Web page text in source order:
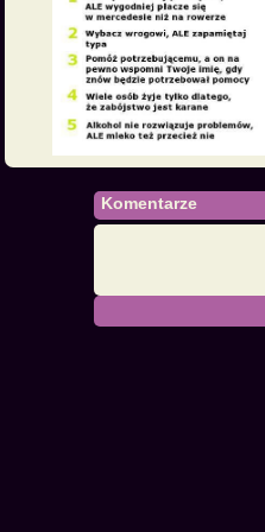
Komentarze